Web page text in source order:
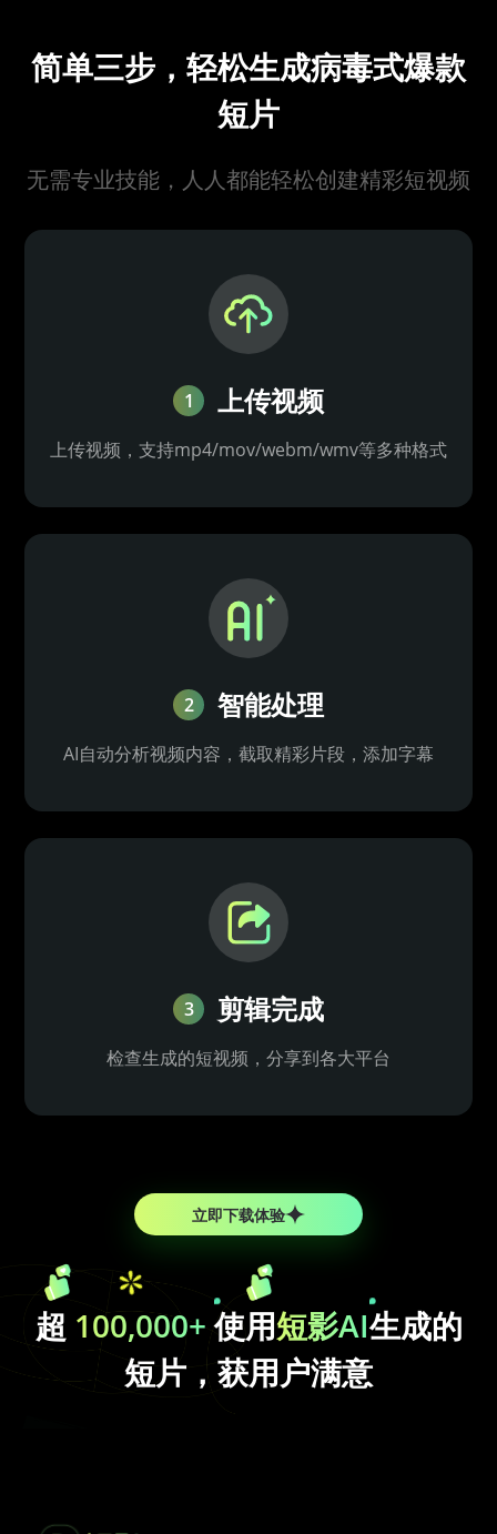
简单三步，轻松生成病毒式爆款
短片
无需专业技能，人人都能轻松创建精彩短视频
1 上传视频
上传视频，支持mp4/mov/webm/wmv等多种格式
2 智能处理
AI自动分析视频内容，截取精彩片段，添加字幕
3 剪辑完成
检查生成的短视频，分享到各大平台
立即下载体验
超 100,000+使用短影AI生成的
短片，获用户满意